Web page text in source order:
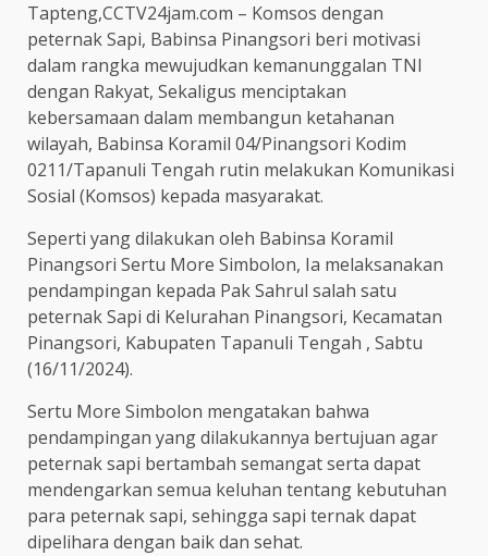
Tapteng,CCTV24jam.com – Komsos dengan
peternak Sapi, Babinsa Pinangsori beri motivasi
dalam rangka mewujudkan kemanunggalan TNI
dengan Rakyat, Sekaligus menciptakan
kebersamaan dalam membangun ketahanan
wilayah, Babinsa Koramil 04/Pinangsori Kodim
0211/Tapanuli Tengah rutin melakukan Komunikasi
Sosial (Komsos) kepada masyarakat.
Seperti yang dilakukan oleh Babinsa Koramil
Pinangsori Sertu More Simbolon, Ia melaksanakan
pendampingan kepada Pak Sahrul salah satu
peternak Sapi di Kelurahan Pinangsori, Kecamatan
Pinangsori, Kabupaten Tapanuli Tengah , Sabtu
(16/11/2024).
Sertu More Simbolon mengatakan bahwa
pendampingan yang dilakukannya bertujuan agar
peternak sapi bertambah semangat serta dapat
mendengarkan semua keluhan tentang kebutuhan
para peternak sapi, sehingga sapi ternak dapat
dipelihara dengan baik dan sehat.